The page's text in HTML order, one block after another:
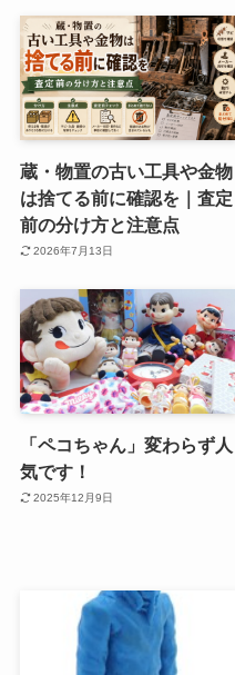
蔵・物置の古い工具や金物
は捨てる前に確認を｜査定
前の分け方と注意点
2026年7月13日
「ペコちゃん」変わらず人
気です！
2025年12月9日